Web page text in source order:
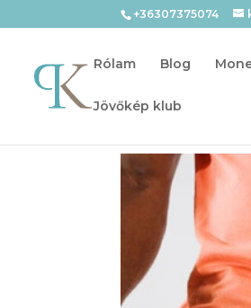
+36307375074
Rólam Blog
Jövőkép klub